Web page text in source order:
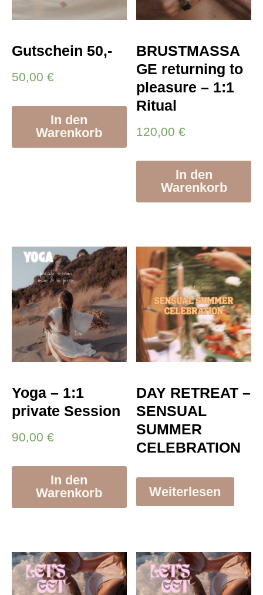
Gutschein 50,-
50,00 €
In den
Warenkorb
BRUSTMASSA
GE returning to
pleasure – 1:1
Ritual
120,00€
In den
Warenkorb
Yoga – 1:1
private Session
90,00 €
In den
Warenkorb
DAY RETREAT –
SENSUAL
SUMMER
CELEBRATION
Weiterlesen